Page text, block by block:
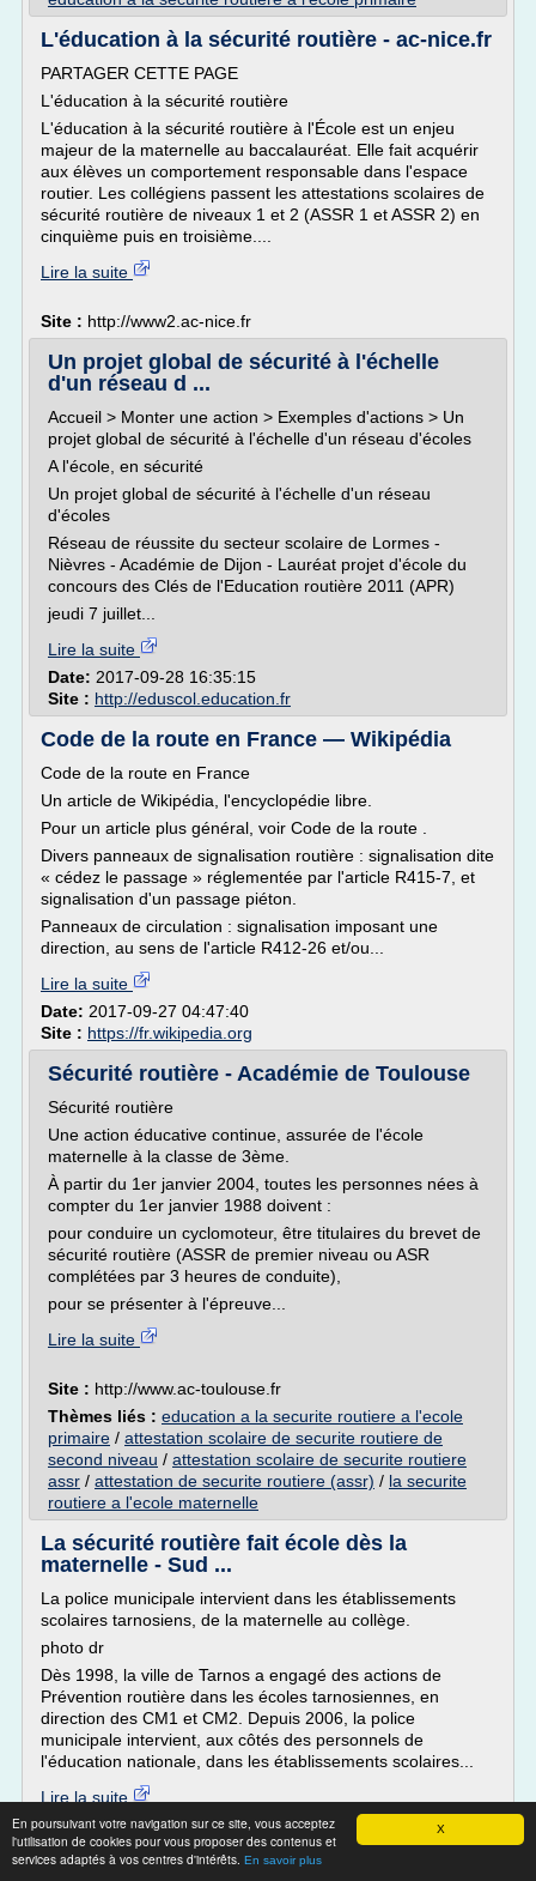
X
En poursuivant votre navigation sur ce site, vous acceptez
l'utilisation de cookies pour vous proposer des contenus et
services adaptés à vos centres d'intérêts. En savoir plus
L'éducation à la sécurité routière - ac-nice.fr
PARTAGER CETTE PAGE
L'éducation à la sécurité routière
L'éducation à la sécurité routière à l'École est un enjeu
majeur de la maternelle au baccalauréat. Elle fait acquérir
aux élèves un comportement responsable dans l'espace
routier. Les collégiens passent les attestations scolaires de
sécurité routière de niveaux 1 et 2 (ASSR 1 et ASSR 2) en
cinquième puis en troisième....
Lire la suite
Site : http://www2.ac-nice.fr
Un projet global de sécurité à l'échelle
d'un réseau d ...
Accueil > Monter une action > Exemples d'actions > Un
projet global de sécurité à l'échelle d'un réseau d'écoles
A l'école, en sécurité
Un projet global de sécurité à l'échelle d'un réseau
d'écoles
Réseau de réussite du secteur scolaire de Lormes -
Nièvres - Académie de Dijon - Lauréat projet d'école du
concours des Clés de l'Education routière 2011 (APR)
jeudi 7 juillet...
Lire la suite
Date: 2017-09-28 16:35:15
Site : http://eduscol.education.fr
Code de la route en France — Wikipédia
Code de la route en France
Un article de Wikipédia, l'encyclopédie libre.
Pour un article plus général, voir Code de la route .
Divers panneaux de signalisation routière : signalisation dite
« cédez le passage » réglementée par l'article R415-7, et
signalisation d'un passage piéton.
Panneaux de circulation : signalisation imposant une
direction, au sens de l'article R412-26 et/ou...
Lire la suite
Date: 2017-09-27 04:47:40
Site : https://fr.wikipedia.org
Sécurité routière - Académie de Toulouse
Sécurité routière
Une action éducative continue, assurée de l'école
maternelle à la classe de 3ème.
À partir du 1er janvier 2004, toutes les personnes nées à
compter du 1er janvier 1988 doivent :
pour conduire un cyclomoteur, être titulaires du brevet de
sécurité routière (ASSR de premier niveau ou ASR
complétées par 3 heures de conduite),
pour se présenter à l'épreuve...
Lire la suite
Site : http://www.ac-toulouse.fr
Thèmes liés : education a la securite routiere a l'ecole
primaire / attestation scolaire de securite routiere de
second niveau / attestation scolaire de securite routiere
assr / attestation de securite routiere (assr) / la securite
routiere a l'ecole maternelle
La sécurité routière fait école dès la
maternelle - Sud ...
La police municipale intervient dans les établissements
scolaires tarnosiens, de la maternelle au collège.
photo dr
Dès 1998, la ville de Tarnos a engagé des actions de
Prévention routière dans les écoles tarnosiennes, en
direction des CM1 et CM2. Depuis 2006, la police
municipale intervient, aux côtés des personnels de
l'éducation nationale, dans les établissements scolaires...
Lire la suite
Date:2017-09-28 16:39:18
Site :http://www.sudouest.fr